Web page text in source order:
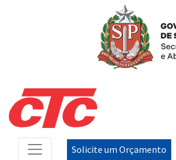
Solicite um Orçamento